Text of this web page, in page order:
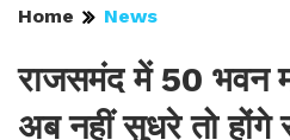
Home News
राजसमंद में 50 भवन
अब नहीं सुधरे तो होंगे